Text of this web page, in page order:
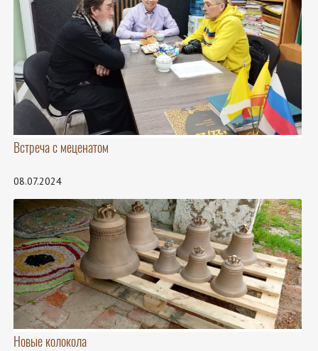
Встреча с меценатом
08.07.2024
Новые колокола